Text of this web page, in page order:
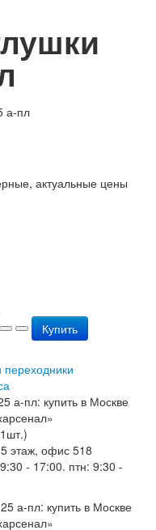
актуальные цены
Купить
переходники
этаж, офис 518
- 17:00. птн: 9:30 -